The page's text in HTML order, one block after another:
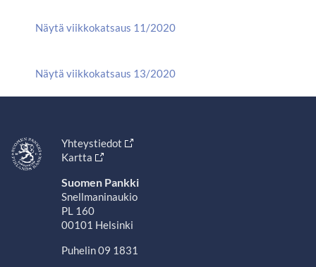
Näytä viikkokatsaus 11/2020
Näytä viikkokatsaus 13/2020
Yhteystiedot
Kartta
Suomen Pankki
Snellmaninaukio
PL 160
00101 Helsinki
Puhelin 09 1831